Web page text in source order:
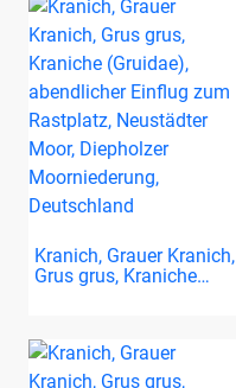
Kranich, Grauer Kranich,
Grus grus, Kraniche…